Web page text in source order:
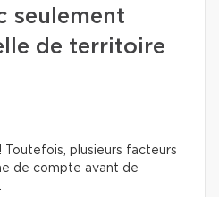
seulement
de territoire
Toutefois, plusieurs facteurs
de compte avant de